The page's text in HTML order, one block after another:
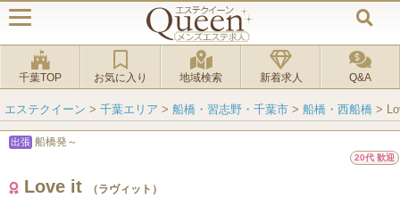
千葉TOP お気に入り 地域検索 新着求人 Q&A
エステクイーン > 千葉エリア > 船橋・習志野・千葉市 > 船橋・西船橋 >
出張 船橋発～
20代 歓迎
Love it （ラヴィット）